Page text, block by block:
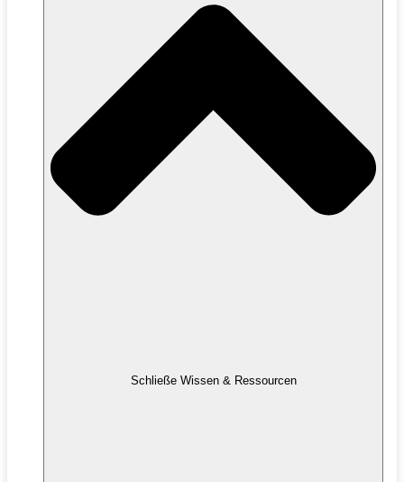
Schließe Wissen & Ressourcen